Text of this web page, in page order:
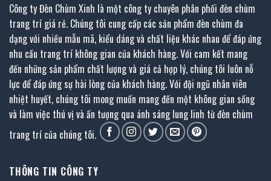
Công ty Đèn Chùm Xinh là một công ty chuyên phân phối đèn chùm
trang trí giá rẻ. Chúng tôi cung cấp các sản phẩm đèn chùm đa
dạng với nhiều mẫu mã, kiểu dáng và chất liệu khác nhau để đáp ứng
nhu cầu trang trí không gian của khách hàng. Với cam kết mang
đến những sản phẩm chất lượng và giá cả hợp lý, chúng tôi luôn nỗ
lực để đáp ứng sự hài lòng của khách hàng. Với đội ngũ nhân viên
nhiệt huyết, chúng tôi mong muốn mang đến một không gian sống
và làm việc thú vị và ấn tượng qua ánh sáng lung linh từ đèn chùm
trang trí của chúng tôi.
THÔNG TIN CÔNG TY